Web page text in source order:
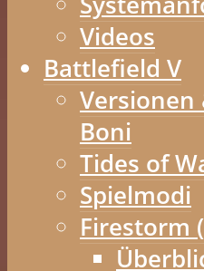
Videos
Battlefield V
Versionen
Boni
Tides of
Spielmodi
Firestorm